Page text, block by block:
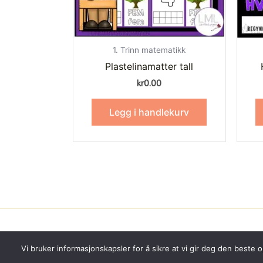
1. Trinn matematikk
Plastelinamatter tall
kr0.00
Legg i handlekurv
Vi bruker informasjonskapsler for å sikre at vi gir deg den